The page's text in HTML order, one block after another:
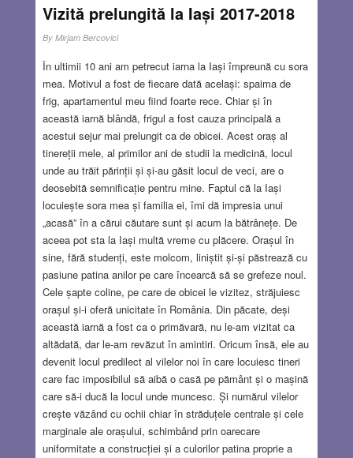
Vizită prelungită la Iași 2017-2018
By Mirjam Bercovici
În ultimii 10 ani am petrecut iarna la Iași împreună cu sora
mea. Motivul a fost de fiecare dată același: spaima de
frig, apartamentul meu fiind foarte rece. Chiar și în
această iarnă blândă, frigul a fost cauza principală a
acestui sejur mai prelungit ca de obicei. Acest oraș al
tinereții mele, al primilor ani de studii la medicină, locul
unde au trăit părinții și și-au găsit locul de veci, are o
deosebită semnificație pentru mine. Faptul că la Iași
locuiește sora mea și familia ei, îmi dă impresia unui
„acasă” în a cărui căutare sunt și acum la bătrânețe. De
aceea pot sta la Iași multă vreme cu plăcere. Orașul în
sine, fără studenți, este molcom, liniștit și-și păstrează cu
pasiune patina anilor pe care încearcă să se grefeze noul.
Cele șapte coline, pe care de obicei le vizitez, străjuiesc
orașul și-i oferă unicitate în România. Din păcate, deși
această iarnă a fost ca o primăvară, nu le-am vizitat ca
altădată, dar le-am revăzut în amintiri. Oricum însă, ele au
devenit locul predilect al vilelor noi în care locuiesc tineri
care fac imposibilul să aibă o casă pe pământ și o mașină
care să-i ducă la locul unde muncesc. Și numărul vilelor
crește văzând cu ochii chiar în străduțele centrale și cele
marginale ale orașului, schimbând prin oarecare
uniformitate a construcției și a culorilor patina proprie a